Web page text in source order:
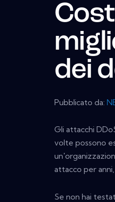
dei
Pubblicato da:
Gli attacchi
volte possono
attacco per
Se non hai